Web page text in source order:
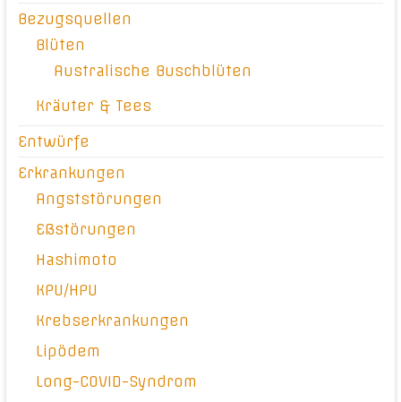
Bezugsquellen
Blüten
Australische Buschblüten
Kräuter & Tees
Entwürfe
Erkrankungen
Angststörungen
Eßstörungen
Hashimoto
KPU/HPU
Krebserkrankungen
Lipödem
Long-COVID-Syndrom